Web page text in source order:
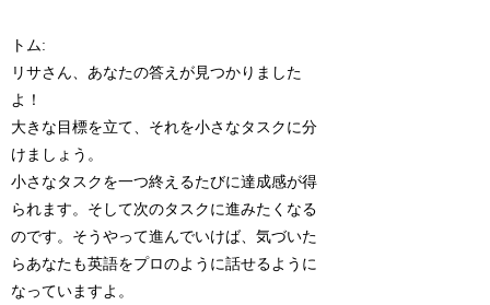
トム:
リサさん、あなたの答えが見つかりました
よ！
大きな目標を立て、それを小さなタスクに分
けましょう。
小さなタスクを一つ終えるたびに達成感が得
られます。そして次のタスクに進みたくなる
のです。そうやって進んでいけば、気づいた
らあなたも英語をプロのように話せるように
なっていますよ。